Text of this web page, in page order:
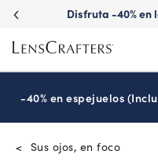
Disfruta -40%
-40% en espejuelos
< Sus ojos, en foco